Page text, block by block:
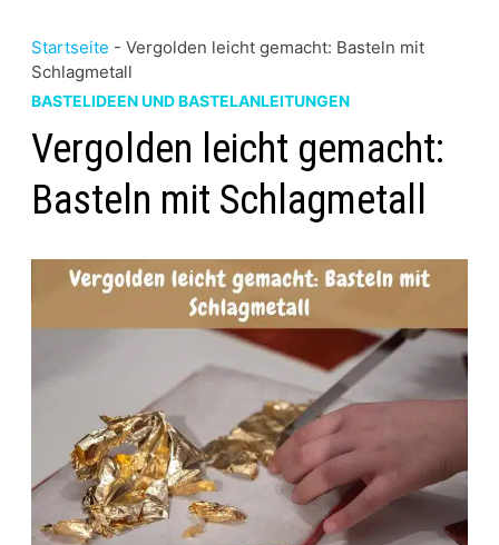
Startseite - Vergolden leicht gemacht: Basteln mit
Schlagmetall
BASTELIDEEN UND BASTELANLEITUNGEN
Vergolden leicht gemacht:
Basteln mit Schlagmetall